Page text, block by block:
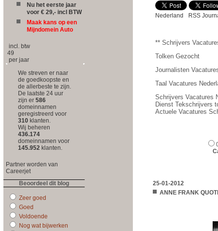
Nu het eerste jaar
voor € 29,- incl BTW
Maak kans op een
Mijndomein Auto
incl. btw
49
per jaar
We streven er naar
de goedkoopste en
de allerbeste te zijn.
De laatste 24 uur
zijn er 586
domeinnamen
geregistreerd voor
310klanten.
Wij beheren
436.174
domeinnamen voor
145.952 klanten.
Partner worden van
Careerjet
Beoordeel dit blog
Zeer goed
Goed
Voldoende
Nog wat bijwerken
Nederland RSS
** Schrijvers
Tolken Gezocht
Journalisten
Taal Vacatures
Schrijvers Vacatures
Dienst Tekschrijvers
Actuele Vacatures
25-01-2012
ANNE FRANK